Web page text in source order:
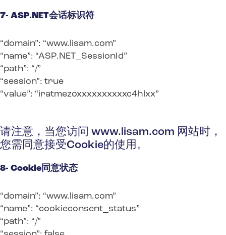
7- ASP.NET会话标识符
“domain”: “www.lisam.com”
“name”: “ASP.NET_SessionId”
“path”: “/”
“session”: true
“value”: “iratmezoxxxxxxxxxxc4hlxx”
请注意，当您访问 www.lisam.com 网站时，
您需同意接受Cookie的使用。
8- Cookie同意状态
“domain”: “www.lisam.com”
“name”: “cookieconsent_status”
“path”: “/”